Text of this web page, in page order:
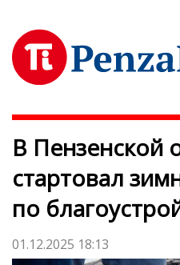
В Пензенской
стартовал
по
01.12.2025 18:13